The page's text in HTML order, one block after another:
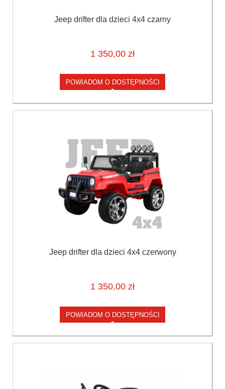
Jeep drifter dla dzieci 4x4 czarny
1 350,00 zł
POWIADOM O DOSTĘPNOŚCI
Jeep drifter dla dzieci 4x4 czerwony
1 350,00 zł
POWIADOM O DOSTĘPNOŚCI